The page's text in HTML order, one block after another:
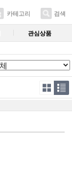
카테고리 검색
관심상품